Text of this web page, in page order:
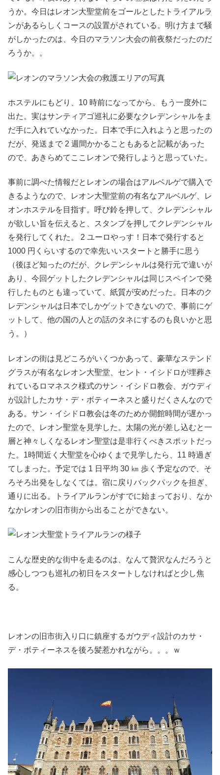
うか。今日はレオン大聖堂前をゴールとしたトライアルラ
ンがあるらしくコースの設置がされている。明け方まで騒
がしかったのは、今日のマラソン大会の前夜祭だったのだ
ろうか。。
ホステルにもどり、10 時前になってから、もう一度外に
出た。実はサンティアゴ巡礼に必要なクレデンシャルをま
だ手に入れていなかった。日本で手に入れようと思ったの
だが、発送まで 2 週間かかることもあると記載があった
ので、あきらめてここレオンで発行しようと思っていた。
事前に調べた情報だとレオンの場合はアルベルゲで購入で
きるようなので、レオン大聖堂前の有名なアルベルゲ、レ
オンホステルを目指す。呼び鈴を押して、クレデンシャル
が欲しい旨を伝えると、スタンプを押してクレデンシャル
を発行してくれた。 2 ユーロやっす！日本で発行すると
1000 円くらいするので幸先いいスタートと勝手に思う
（後ほど知ったのだが、クレデンシャルは発行元で違いが
あり、今回ゲットしたクレデンシャルは同じスペインで発
行したものとも違っていて、紙質が安めだった。日本のク
レデンシャルは日本でしかゲットできないので、事前にゲ
ットして、他の国の人との話のタネにするのも良いかと思
う。）
レオンの街は見どころがいくつかあって、豪華なステンド
グラスが有名なレオン大聖堂、セント・イシドロが埋葬さ
れているロマネスク様式のサン・イシドロ教会、ガウディ
が設計したカサ・デ・ボティーネスと盛りだくさんなので
ある。サン・イシドロ教会は冬のためか開館時間が遅かっ
たので、レオン聖堂を見学した。太陽の光が差し込むと一
層と神々しくなるレオン聖堂は是非行くべきスポットだっ
た。1時間近く大聖堂を心ゆくまで見学したら、11 時過ぎ
てしまった。予定では 1 日平均 30 ㎞ 歩く予定なので、そ
ろそろ出発をしなくては。宿に戻りバックパックを担ぎ、
通りに出る。トライアルランがすでに始まっており、なか
なかレオンの旧市街から出ることができない。
こんな歴史的な街中を走るのは、なんて贅沢なんだろうと
感心しつつも巡礼の初日をスタートしなければと少し焦
る。
レオンの旧市街入り口に鎮座するガウディ設計のカサ・
デ・ボティーネスを後ろ髪惹かれながら。。。ｗ